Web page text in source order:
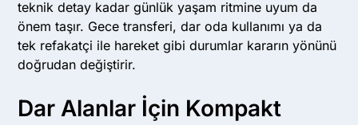
teknik detay kadar günlük yaşam ritmine uyum da
önem taşır. Gece transferi, dar oda kullanımı ya da
tek refakatçi ile hareket gibi durumlar kararın yönünü
doğrudan değiştirir.
Dar Alanlar İçin Kompakt